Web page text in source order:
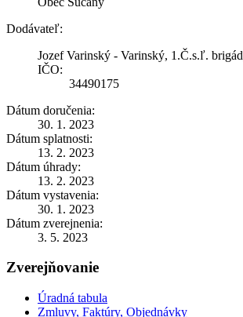
Dodávateľ:
Jozef Varinský - Varinský, 1.Č.s.ľ.
IČO:
34490175
Dátum doručenia:
30. 1. 2023
Dátum splatnosti:
13. 2. 2023
Dátum úhrady:
13. 2. 2023
Dátum vystavenia:
30. 1. 2023
Dátum zverejnenia:
3. 5. 2023
Zverejňovanie
Úradná tabula
Zmluvy, Faktúry, Objednávky